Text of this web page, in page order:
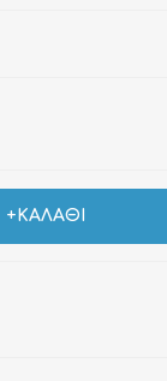
+ΚΑΛΆΘΙ